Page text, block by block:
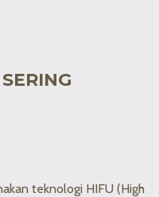
teknologi HIFU (High